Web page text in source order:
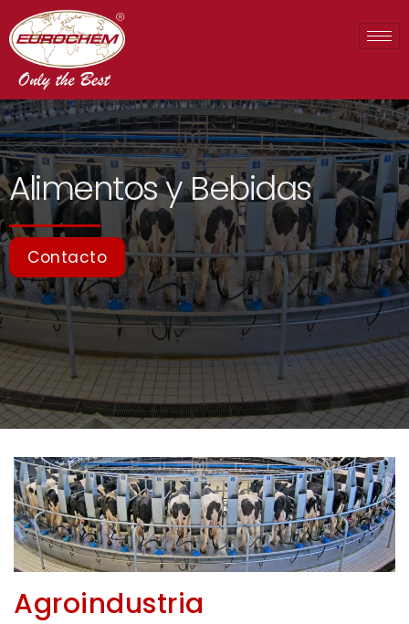
Alimentos y Bebidas
Contacto
Agroindustria